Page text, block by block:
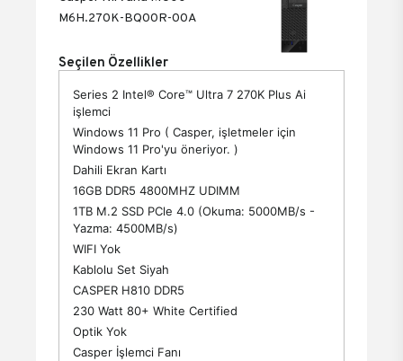
M6H.270K-BQ00R-00A
Seçilen Özellikler
Series 2 Intel® Core™ Ultra 7 270K Plus Ai
işlemci
Windows 11 Pro ( Casper, işletmeler için
Windows 11 Pro'yu öneriyor. )
Dahili Ekran Kartı
16GB DDR5 4800MHZ UDIMM
1TB M.2 SSD PCle 4.0 (Okuma: 5000MB/s -
Yazma: 4500MB/s)
WIFI Yok
Kablolu Set Siyah
CASPER H810 DDR5
230 Watt 80+ White Certified
Optik Yok
Casper İşlemci Fanı